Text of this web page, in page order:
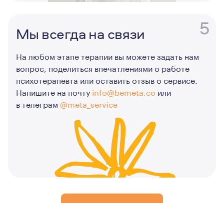
5
Мы всегда на связи
На любом этапе терапии вы можете задать нам
вопрос, поделиться впечатлениями о работе
психотерапевта или оставить отзыв о сервисе.
Напишите на почту info@bemeta.co или
в телеграм @meta_service